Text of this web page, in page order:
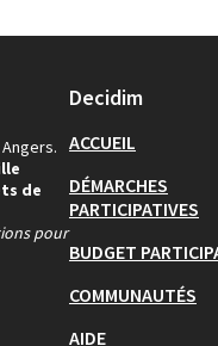
de
pour
Decidim
ACCUEIL
DÉMARCHES
PARTICIPATIVES
BUDGET
COMMUNAUTÉS
AIDE